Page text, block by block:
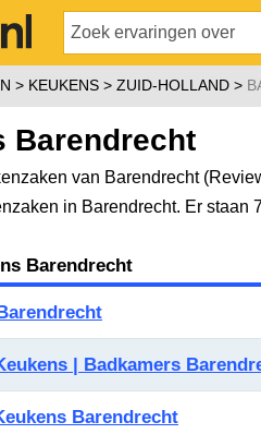
KEUKENS ZUID-HOLLAND
Barendrecht
van Barendrecht
in Barendrecht. Er
Barendrecht
| Badkamers
Barendrecht